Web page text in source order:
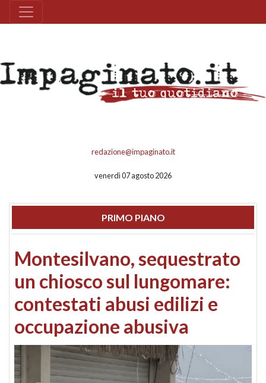
redazione@impaginato.it
venerdì 07 agosto 2026
PRIMO PIANO
Montesilvano, sequestrato
un chiosco sul lungomare:
contestati abusi edilizi e
occupazione abusiva